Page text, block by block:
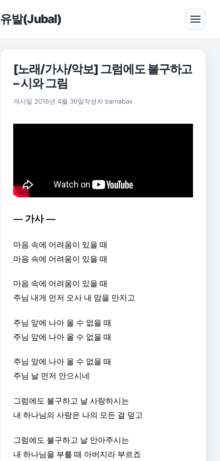
유발(Jubal) 메뉴
[노래/가사/악보] 그럼에도 불구하고
– 시와 그림
게시일 2016년 4월 30일 2025년 11월 18일
작성자 barnabas
— 가사 —
마음 속에 어려움이 있을 때
마음 속에 어려움이 있을 때
마음 속에 어려움이 있을 때
주님 내게 먼저 오사 내 맘을 만지고
주님 앞에 나아 올 수 없을 때
주님 앞에 나아 올 수 없을 때
주님 앞에 나아 올 수 없을 때
주님 날 먼저 안으시네
그럼에도 불구하고 날 사랑하시는
내 하나님의 사랑은 나의 모든 걸 덮고
그럼에도 불구하고 날 안아주시는
내 하나님을 부를 때 아버지라 부르죠